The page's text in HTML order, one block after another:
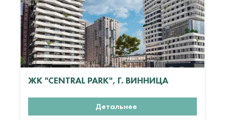
ЖК "CENTRAL PARK", Г. ВИННИЦА
Детальнее